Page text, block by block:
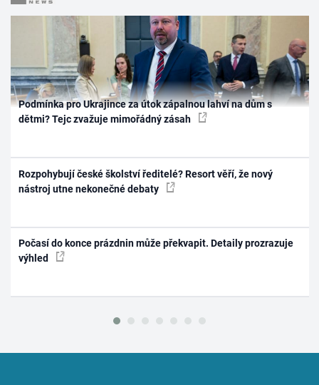
Podmínka pro Ukrajince za útok zápalnou lahví na dům s
dětmi? Tejc zvažuje mimořádný zásah
Rozpohybují české školství ředitelé? Resort věří, že nový
nástroj utne nekonečné debaty
Počasí do konce prázdnin může překvapit. Detaily prozrazuje
výhled